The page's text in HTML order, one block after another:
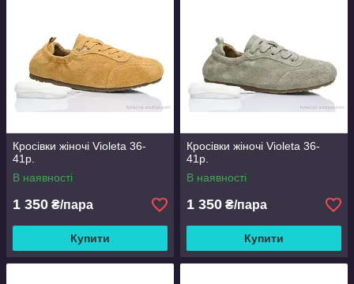
Кросівки жіночі Violeta 36-
41р.
В наявності
1 350 ₴/пара
Купити
Кросівки жіночі Violeta 36-
41р.
В наявності
1 350 ₴/пара
Купити